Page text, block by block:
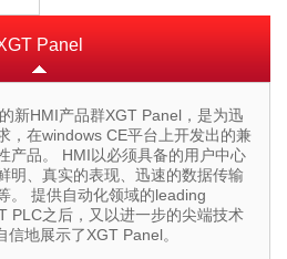
Panel
新HMI产品群XGT Panel，是为迅
，在windows CE平台上开发出的兼
产品。 HMI以必须具备的用户中心
明、真实的表现、迅速的数据传输
。 提供自动化领域的leading
PLC之后，又以进一步的尖端技术
地展示了XGT Panel。